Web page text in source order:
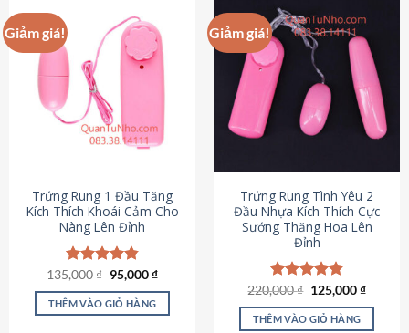
có
nhiều
biến
thể.
Các
tùy
chọn
được
chọn
trên
trang
sản
phẩm
Giảm giá!
Trứng Rung 1 Đầu Tăng
Kích Thích Khoái Cảm Cho
Nàng Lên Đỉnh
Được xếp
hạng4.87
5 sao
135,000₫ Giá
gốc
là:
135,000 ₫.
95,000₫Giá
tại
THÊM VÀO GIỎ HÀNG
Giảm giá!
Trứng Rung Tình Yêu 2
Đầu Nhựa Kích Thích Cực
Sướng Thăng Hoa Lên
Đỉnh
Được xếp
hạng4.79
5 sao
220,000₫ Giá
là:
220,000 ₫.
125,000₫Giá
tại
THÊM VÀO GIỎ HÀNG